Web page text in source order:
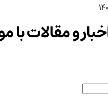
و مقالات با